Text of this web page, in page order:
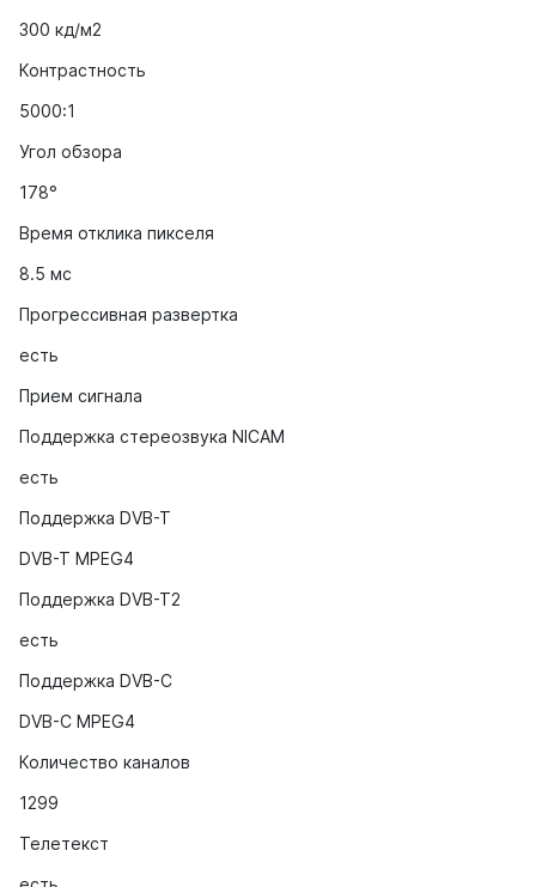
300 кд/м2
Контрастность
5000:1
Угол обзора
178°
Время отклика пикселя
8.5 мс
Прогрессивная развертка
есть
Прием сигнала
Поддержка стереозвука NICAM
есть
Поддержка DVB-T
DVB-T MPEG4
Поддержка DVB-T2
есть
Поддержка DVB-C
DVB-C MPEG4
Количество каналов
1299
Телетекст